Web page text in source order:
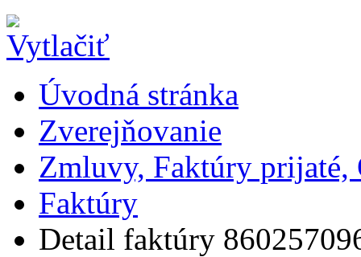
Úvodná stránka
Zverejňovanie
Zmluvy, Faktúry prijaté,
Faktúry
Detail faktúry